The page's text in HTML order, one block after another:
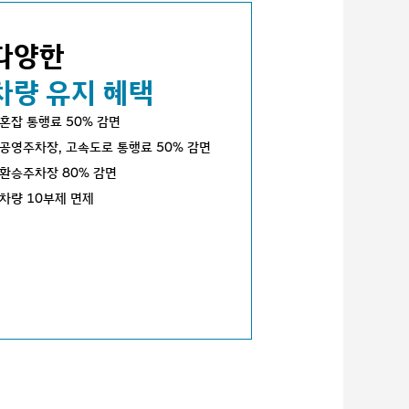
양한
량 유지 혜택
혼잡 통행료 50% 감면
공영주차장, 고속도로 통행료 50% 감면
환승주차장 80% 감면
차량 10부제 면제